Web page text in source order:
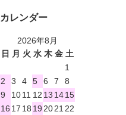
カレンダー
2026年8月
日
月 火 水 木 金 土
1
2
3 4 5 6 7
8
9
1011 12 13 1415
16 17 18 19 2021 22